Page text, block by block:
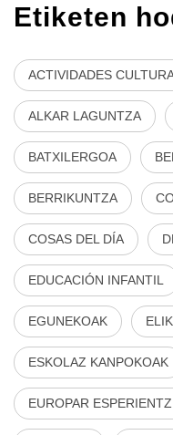
Etiketen
ACTIVIDADES
ALKAR LAGUNTZA
BATXILERGOA
BERRIKUNTZA
COSAS DEL DÍA
EDUCACIÓN INFANTIL
EGUNEKOAK
ESKOLAZ KANPOKOAK
EUROPAR